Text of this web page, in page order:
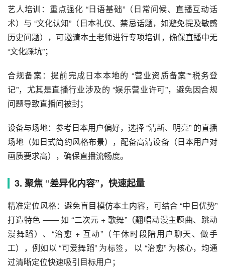
艺人培训：重点强化 “日语基础”（日常问候、直播互动话
术）与 “文化认知”（日本礼仪、禁忌话题，如避免提及敏感
历史问题），可邀请本土老师进行专项培训，确保直播中无
“文化踩坑”；
合规备案：提前完成日本本地的 “营业资质备案”“税务登
记”，尤其是直播行业涉及的 “娱乐营业许可”，避免因合规
问题导致直播间被封；
设备与场地：参考日本用户偏好，选择 “清新、明亮” 的直播
场地（如日式简约风格布景），配备高清设备（日本用户对
画质要求高），确保直播流畅度。
3. 聚焦 “差异化内容”，快速起量
精准定位风格：避免盲目模仿本土内容，可结合 “中日优势”
打造特色 —— 如 “二次元 + 歌舞”（翻唱动漫主题曲、跳动
漫舞蹈）、“治愈 + 互动”（午休时段陪用户聊天、做手
工），例如以 “可爱舞蹈” 为标签， 以 “治愈” 为核心，均通
过清晰定位快速吸引目标用户；